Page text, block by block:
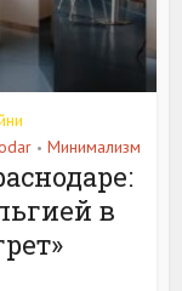
• Минимализм
в